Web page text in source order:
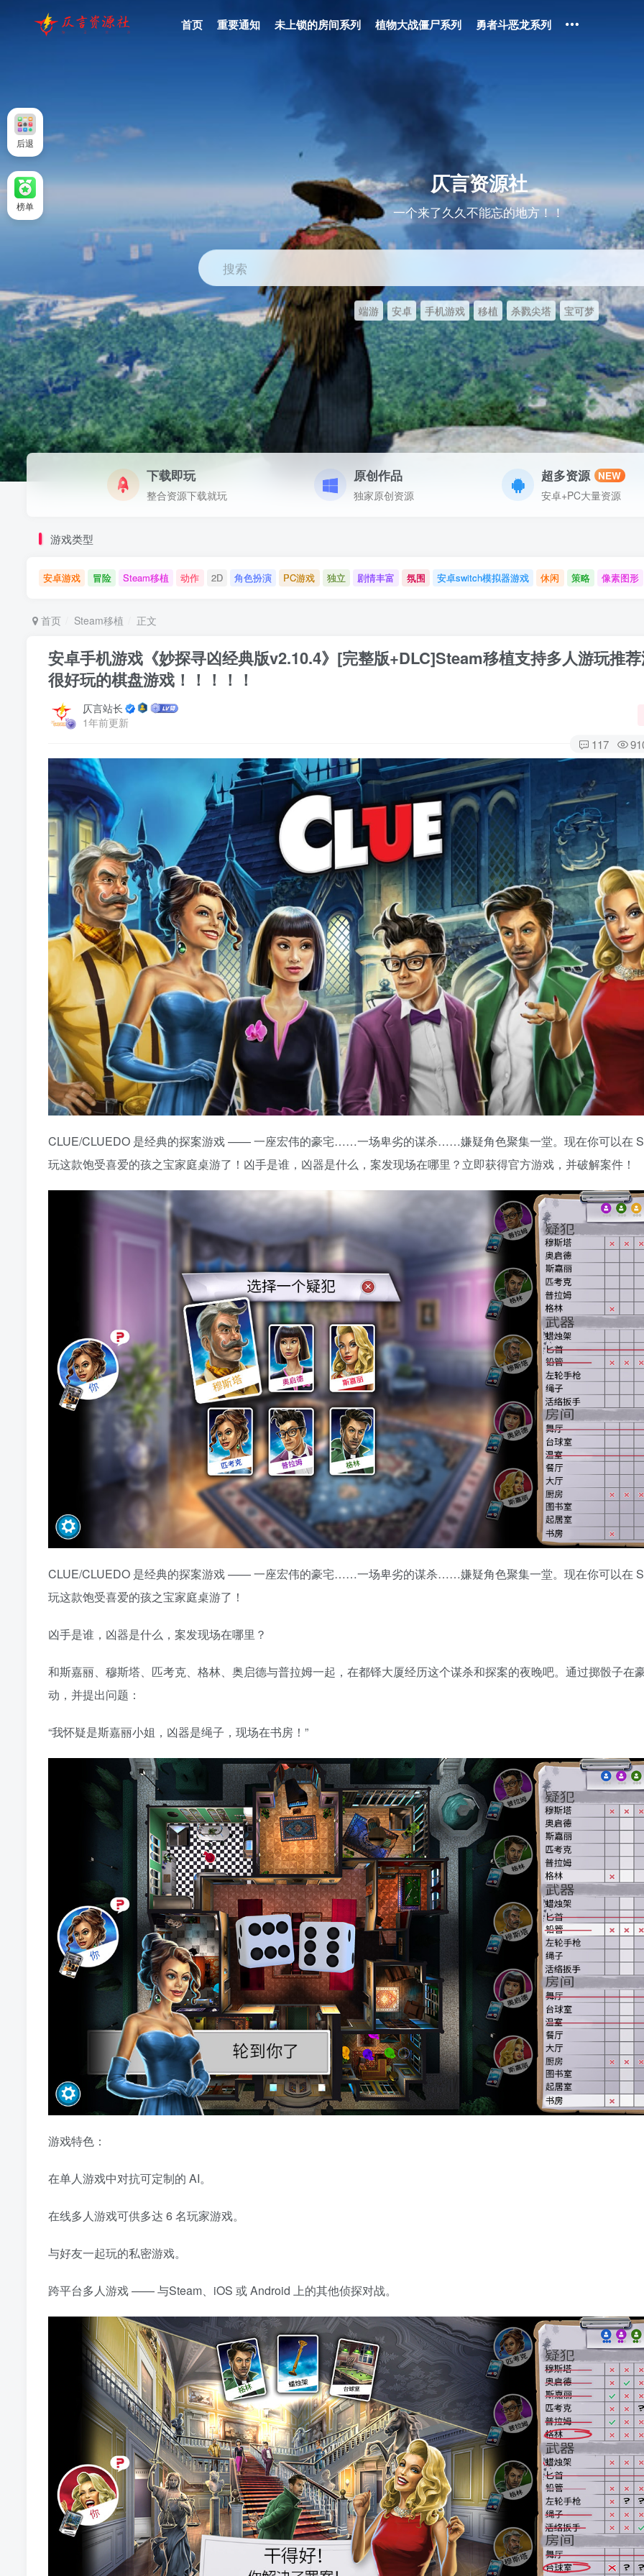
首页 重要通知 未上锁的房间系列 植物大战僵尸系列 勇者斗恶龙系列
仄言资源社
一个来了久久不能忘的地方！！
搜索
端游 安卓 手机游戏 移植 杀戮尖塔 宝可梦
下载即玩
整合资源下载就玩
原创作品
独家原创资源
超多资源 NEW
安卓+PC大量资源
游戏类型
安卓游戏 冒险 Steam移植 动作 2D 角色扮演 PC游戏 独立 剧情丰富 氛围 安卓switch模拟器游戏 休闲 策略 像素图形
首页 Steam移植 正文
安卓手机游戏《妙探寻凶经典版v2.10.4》[完整版+DLC]Steam移植支持多人游玩推
很好玩的棋盘游戏！！！！！
仄言站长
1年前更新
117
CLUE/CLUEDO 是经典的探案游戏 —— 一座宏伟的豪宅……一场卑劣的谋杀……嫌疑角色聚集一堂。现在你可以在
玩这款饱受喜爱的孩之宝家庭桌游了！凶手是谁，凶器是什么，案发现场在哪里？立即获得官方游戏，并破解案件！
CLUE/CLUEDO 是经典的探案游戏 —— 一座宏伟的豪宅……一场卑劣的谋杀……嫌疑角色聚集一堂。现在你可以在
玩这款饱受喜爱的孩之宝家庭桌游了！
凶手是谁，凶器是什么，案发现场在哪里？
和斯嘉丽、穆斯塔、匹考克、格林、奥启德与普拉姆一起，在都铎大厦经历这个谋杀和探案的夜晚吧。通过掷骰子在
动，并提出问题：
“我怀疑是斯嘉丽小姐，凶器是绳子，现场在书房！”
游戏特色：
在单人游戏中对抗可定制的 AI。
在线多人游戏可供多达 6 名玩家游戏。
与好友一起玩的私密游戏。
跨平台多人游戏 —— 与Steam、iOS 或 Android 上的其他侦探对战。
后退
榜单